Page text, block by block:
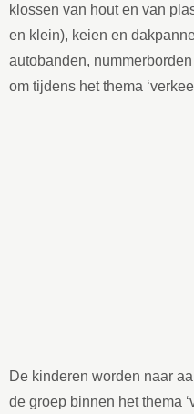
klossen van hout en van
en klein), keien en
autobanden,
om tijdens het thema
De kinderen worden naar
de groep binnen het thema